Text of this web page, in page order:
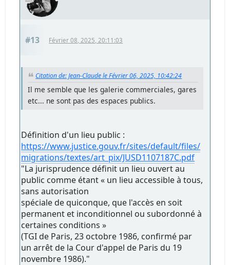
#13 Février 08, 2025, 20:11:03
Citation de: Jean-Claude le Février 06, 2025, 10:42:24
Il me semble que les galerie commerciales, gares
etc... ne sont pas des espaces publics.
Définition d'un lieu public :
https://www.justice.gouv.fr/sites/default/files/
migrations/textes/art_pix/JUSD1107187C.pdf
"La jurisprudence définit un lieu ouvert au
public comme étant « un lieu accessible à tous,
sans autorisation
spéciale de quiconque, que l'accès en soit
permanent et inconditionnel ou subordonné à
certaines conditions »
(TGI de Paris, 23 octobre 1986, confirmé par
un arrêt de la Cour d'appel de Paris du 19
novembre 1986)."